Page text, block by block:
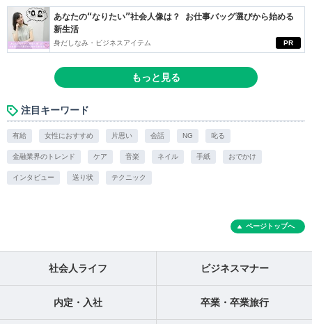
PR
あなたの“なりたい”社会人像は？ お仕事バッグ選びから始める
新生活
身だしなみ・ビジネスアイテム
もっと見る
注目キーワード
有給 女性におすすめ 片思い 会話 NG 叱る
金融業界のトレンド ケア 音楽 ネイル 手紙 おでかけ
インタビュー 送り状 テクニック
ページトップへ
社会人ライフ ビジネスマナー
内定・入社 卒業・卒業旅行